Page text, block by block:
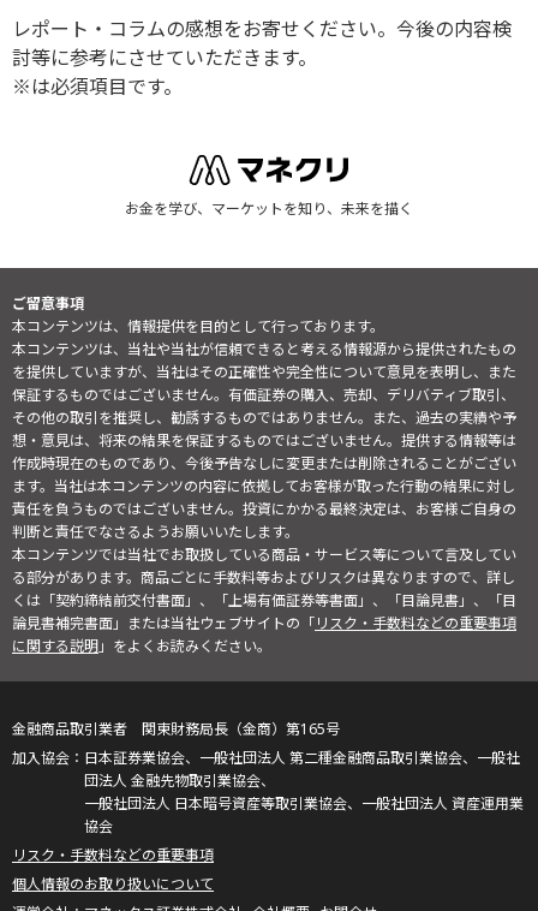
レポート・コラムの感想をお寄せください。今後の内容検
討等に参考にさせていただきます。
※は必須項目です。
お金を学び、マーケットを知り、未来を描く
ご留意事項
本コンテンツは、情報提供を目的として行っております。
本コンテンツは、当社や当社が信頼できると考える情報源から提供されたもの
を提供していますが、当社はその正確性や完全性について意見を表明し、また
保証するものではございません。有価証券の購入、売却、デリバティブ取引、
その他の取引を推奨し、勧誘するものではありません。また、過去の実績や予
想・意見は、将来の結果を保証するものではございません。提供する情報等は
作成時現在のものであり、今後予告なしに変更または削除されることがござい
ます。当社は本コンテンツの内容に依拠してお客様が取った行動の結果に対し
責任を負うものではございません。投資にかかる最終決定は、お客様ご自身の
判断と責任でなさるようお願いいたします。
本コンテンツでは当社でお取扱している商品・サービス等について言及してい
る部分があります。商品ごとに手数料等およびリスクは異なりますので、詳し
くは「契約締結前交付書面」、「上場有価証券等書面」、「目論見書」、「目
論見書補完書面」または当社ウェブサイトの「リスク・手数料などの重要事項
に関する説明」をよくお読みください。
金融商品取引業者 関東財務局長（金商）第165号
日本証券業協会、一般社団法人 第二種金融商品取引業協会、一般社
団法人 金融先物取引業協会、
一般社団法人 日本暗号資産等取引業協会、一般社団法人 資産運用業
協会
リスク・手数料などの重要事項
個人情報のお取り扱いについて